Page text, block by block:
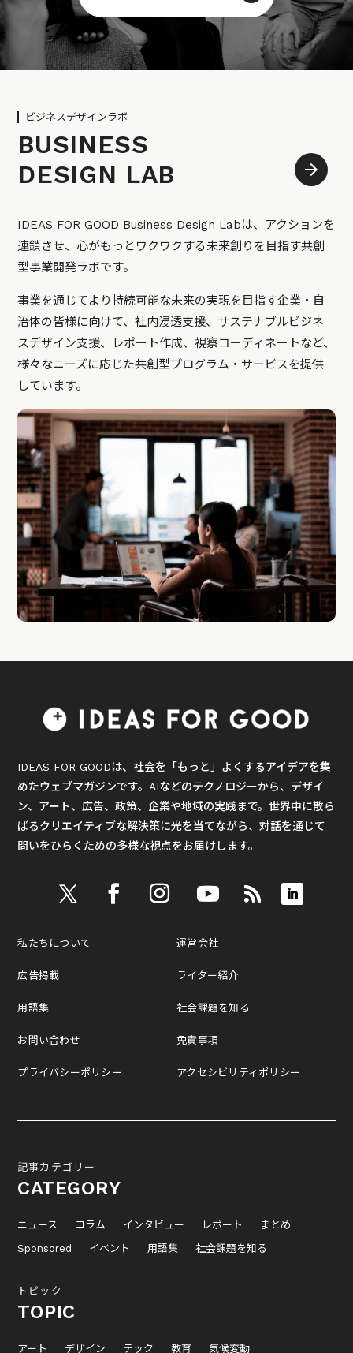
ビジネスデザインラボ
BUSINESS
DESIGN LAB
IDEAS FOR GOOD Business Design Labは、アクションを
連鎖させ、心がもっとワクワクする未来創りを目指す共創
型事業開発ラボです。
事業を通じてより持続可能な未来の実現を目指す企業・自
治体の皆様に向けて、社内浸透支援、サステナブルビジネ
スデザイン支援、レポート作成、視察コーディネートなど、
様々なニーズに応じた共創型プログラム・サービスを提供
しています。
IDEAS FOR GOODは、社会を「もっと」よくするアイデアを集
めたウェブマガジンです。AIなどのテクノロジーから、デザイ
ン、アート、広告、政策、企業や地域の実践まで。世界中に散ら
ばるクリエイティブな解決策に光を当てながら、対話を通じて
問いをひらくための多様な視点をお届けします。
私たちについて
広告掲載
用語集
お問い合わせ
プライバシーポリシー
運営会社
ライター紹介
社会課題を知る
免責事項
アクセシビリティポリシー
記事カテゴリー
CATEGORY
ニュース コラム インタビュー レポート
まとめ
Sponsored
イベント 用語集 社会課題を知る
トピック
TOPIC
アート デザイン テック 教育 気候変動